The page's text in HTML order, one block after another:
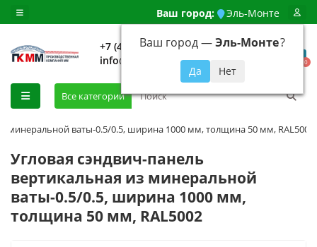
Ваш город: Эль-Монте
Ваш город —Эль-Монте?
+7 (499) 648-92-94
info@evroshtaketnikmoskva.ru
0
Все категории
минеральной ваты-0.5/0.5, ширина 1000 мм, толщина 50 мм, RAL5002
Угловая сэндвич-панель
вертикальная из минеральной
ваты-0.5/0.5, ширина 1000 мм,
толщина 50 мм, RAL5002